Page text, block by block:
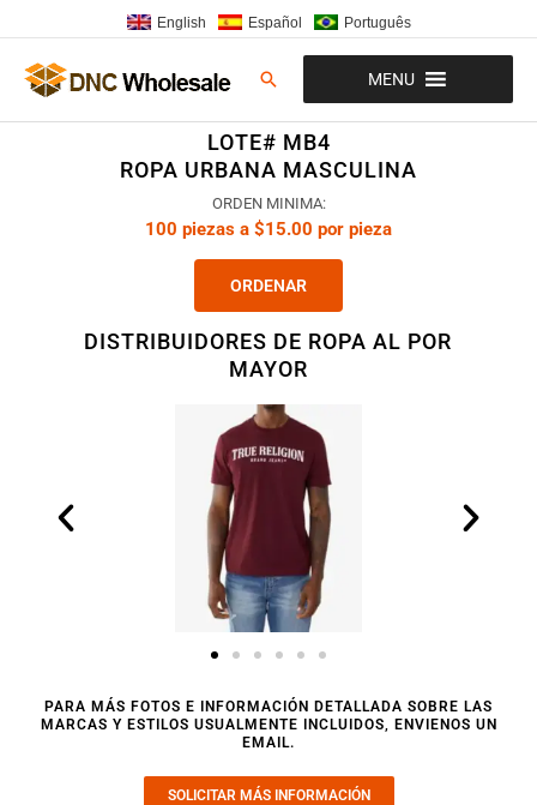
al
contenido
English Español Português
Buscar MENU
LOTE# MB4
ROPA URBANA MASCULINA
ORDEN MINIMA:
100 piezas a $15.00 por pieza
ORDENAR
DISTRIBUIDORES DE ROPA AL POR
MAYOR
PARA MÁS FOTOS E INFORMACIÓN DETALLADA SOBRE LAS
MARCAS Y ESTILOS USUALMENTE INCLUIDOS, ENVIENOS UN
EMAIL.
SOLICITAR MÁS INFORMACIÓN